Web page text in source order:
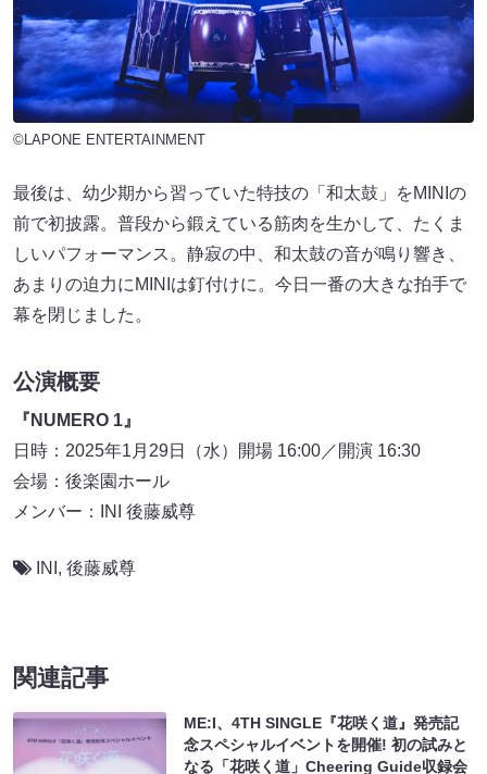
©LAPONE ENTERTAINMENT
最後は、幼少期から習っていた特技の「和太鼓」をMINIの
前で初披露。普段から鍛えている筋肉を生かして、たくま
しいパフォーマンス。静寂の中、和太鼓の音が鳴り響き、
あまりの迫力にMINIは釘付けに。今日一番の大きな拍手で
幕を閉じました。
公演概要
『NUMERO 1』
日時：2025年1月29日（水）開場 16:00／開演 16:30
会場：後楽園ホール
メンバー：INI 後藤威尊
INI , 後藤威尊
関連記事
ME:I、4TH SINGLE『花咲く道』発売記
念スペシャルイベントを開催! 初の試みと
なる「花咲く道」Cheering Guide収録会